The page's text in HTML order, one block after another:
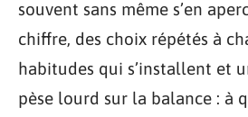
souvent sans même s’en
chiffre, des choix répétés à
habitudes qui s’installent et
pèse lourd sur la balance : à